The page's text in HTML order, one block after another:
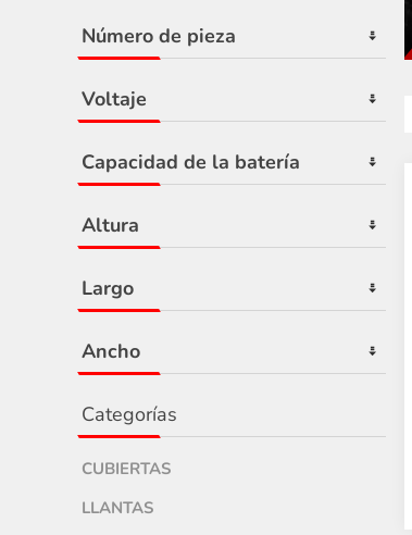
Número de pieza
Voltaje
Capacidad de la batería
Altura
Largo
Ancho
Categorías
CUBIERTAS
LLANTAS